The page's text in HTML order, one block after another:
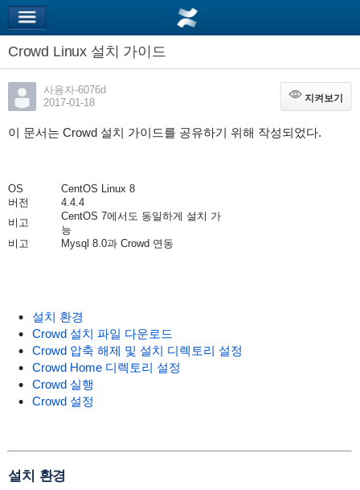
Crowd Linux 설치 가이드
사용자-6076d
2017-01-18
지켜보기
지켜보기
이 문서는 Crowd 설치 가이드를 공유하기 위해 작성되었다.
OS
CentOS Linux 8
버전
4.4.4
비고
CentOS 7에서도 동일하게 설치 가
능
비고
Mysql 8.0과 Crowd 연동
설치 환경
Crowd 설치 파일 다운로드
Crowd 압축 해제 및 설치 디렉토리 설정
Crowd Home 디렉토리 설정
Crowd 실행
Crowd 설정
설치 환경